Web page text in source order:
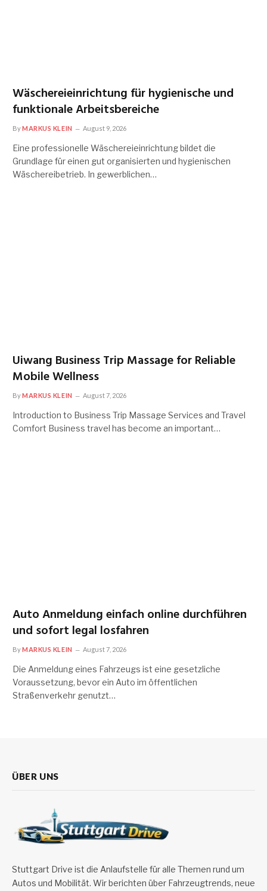
Wäschereieinrichtung für hygienische und
funktionale Arbeitsbereiche
ByMARKUS KLEIN August 9, 2026
Eine professionelle Wäschereieinrichtung bildet die
Grundlage für einen gut organisierten und hygienischen
Wäschereibetrieb. In gewerblichen…
Uiwang Business Trip Massage for Reliable
Mobile Wellness
ByMARKUS KLEIN August 7, 2026
Introduction to Business Trip Massage Services and Travel
Comfort Business travel has become an important…
Auto Anmeldung einfach online durchführen
und sofort legal losfahren
ByMARKUS KLEIN August 7, 2026
Die Anmeldung eines Fahrzeugs ist eine gesetzliche
Voraussetzung, bevor ein Auto im öffentlichen
Straßenverkehr genutzt…
ÜBER UNS
Stuttgart Drive ist die Anlaufstelle für alle Themen rund um
Autos und Mobilität. Wir berichten über Fahrzeugtrends, neue